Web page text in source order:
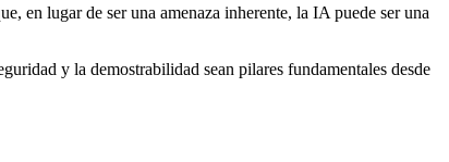
en lugar de ser una amenaza inherente, la IA puede ser una
y la demostrabilidad sean pilares fundamentales desde